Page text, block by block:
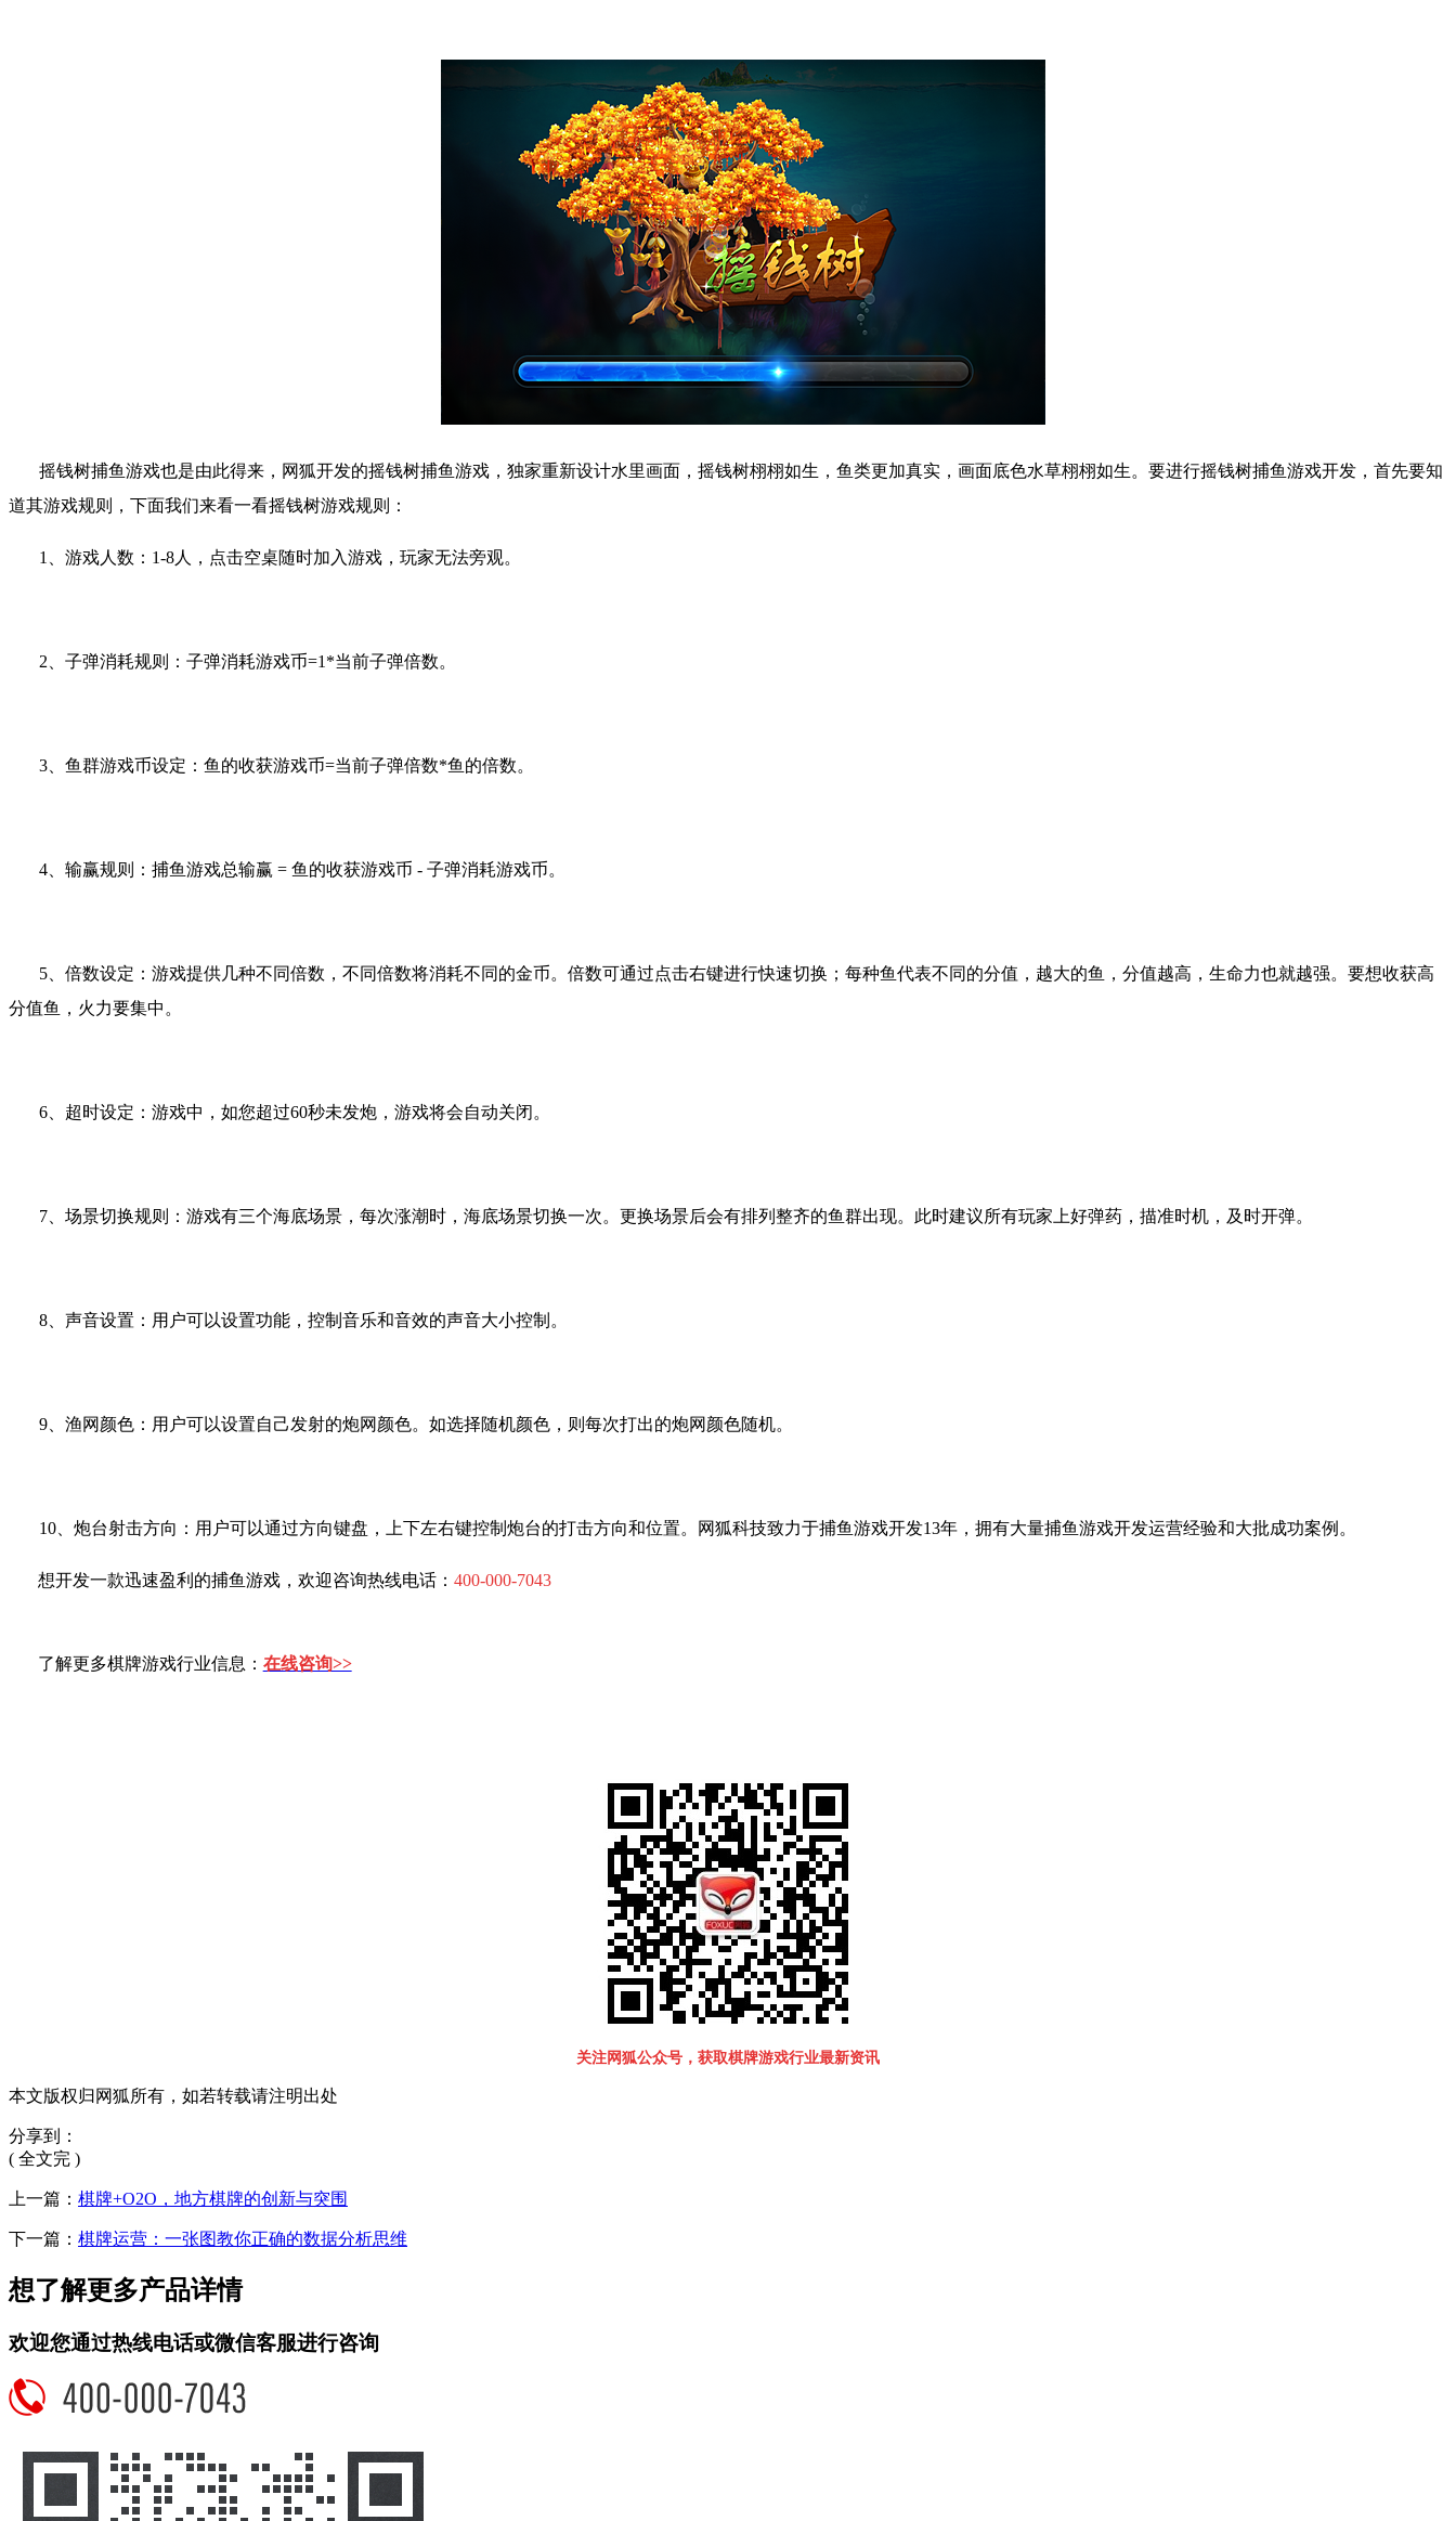
摇钱树捕鱼游戏也是由此得来，网狐开发的摇钱树捕鱼游戏，独家重新设计水里画面，摇钱树栩栩如生，鱼类更加真实，画面底色水草栩栩如生。要进行摇钱树捕鱼游戏开发，首先要知
道其游戏规则，下面我们来看一看摇钱树游戏规则：
1、游戏人数： 1-8人，点击空桌随时加入游戏，玩家无法旁观。
2、子弹消耗规则：子弹消耗游戏币=1*当前子弹倍数。
3、鱼群游戏币设定：鱼的收获游戏币=当前子弹倍数*鱼的倍数。
4、输赢规则：捕鱼游戏总输赢 = 鱼的收获游戏币 - 子弹消耗游戏币。
5、倍数设定：游戏提供几种不同倍数，不同倍数将消耗不同的金币。倍数可通过点击右键进行快速切换；每种鱼代表不同的分值，越大的鱼，分值越高，生命力也就越强。要想收获高
分值鱼，火力要集中。
6、超时设定：游戏中，如您超过60秒未发炮，游戏将会自动关闭。
7、场景切换规则：游戏有三个海底场景，每次涨潮时，海底场景切换一次。更换场景后会有排列整齐的鱼群出现。此时建议所有玩家上好弹药，描准时机，及时开弹。
8、声音设置：用户可以设置功能，控制音乐和音效的声音大小控制。
9、渔网颜色：用户可以设置自己发射的炮网颜色。如选择随机颜色，则每次打出的炮网颜色随机。
10、炮台射击方向：用户可以通过方向键盘，上下左右键控制炮台的打击方向和位置。 网狐科技致力于捕鱼游戏开发13年，拥有大量捕鱼游戏开发运营经验和大批成功案例。
想开发一款迅速盈利的捕鱼游戏，欢迎咨询热线电话： 400-000-7043
了解更多棋牌游戏行业信息： 在线咨询>>
关注网狐公众号，获取棋牌游戏行业最新资讯
本文版权归网狐所有，如若转载请注明出处
分享到：
( 全文完 )
上一篇： 棋牌+O2O，地方棋牌的创新与突围
下一篇： 棋牌运营：一张图教你正确的数据分析思维
想了解更多产品详情
欢迎您通过热线电话或微信客服进行咨询